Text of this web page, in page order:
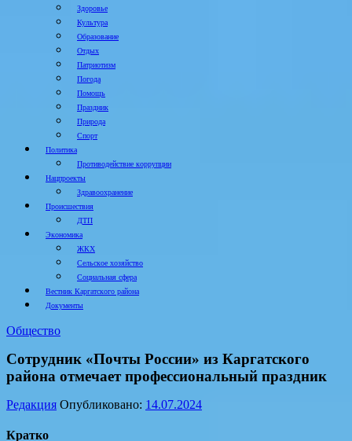
Здоровье
Культура
Образование
Отдых
Патриотизм
Погода
Помощь
Праздник
Природа
Спорт
Политика
Противодействие коррупции
Нацпроекты
Здравоохранение
Происшествия
ДТП
Экономика
ЖКХ
Сельское хозяйство
Социальная сфера
Вестник Каргатского района
Документы
Общество
Сотрудник «Почты России» из Каргатского
района отмечает профессиональный праздник
Редакция Опубликовано: 14.07.2024
Кратко